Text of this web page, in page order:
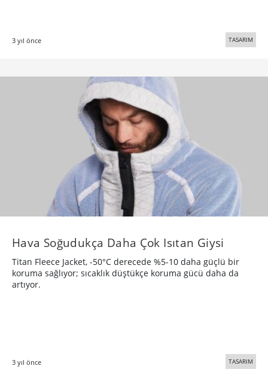
3 yıl önce TASARIM
Hava Soğudukça Daha Çok Isıtan Giysi
Titan Fleece Jacket, -50°C derecede %5-10 daha güçlü bir
koruma sağlıyor; sıcaklık düştükçe koruma gücü daha da
artıyor.
3 yıl önce TASARIM